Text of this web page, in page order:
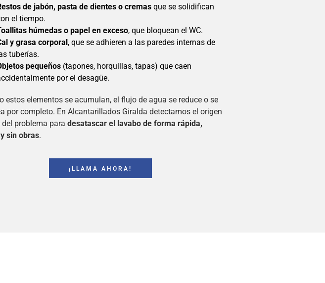
de jabón, pasta de dientes o cremas que se solidifican
el tiempo.
húmedas o papel en exceso, que bloquean el WC.
y grasa corporal, que se adhieren a las paredes internas de
tuberías.
pequeños (tapones, horquillas, tapas) que caen
por el desagüe.
estos elementos se acumulan, el flujo de agua se reduce o se
por completo. En Alcantarillados Giralda detectamos el origen
problema para desatascar el lavabo de forma rápida,
sin obras.
¡LLAMA AHORA!